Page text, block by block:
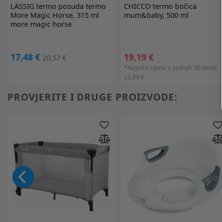
LÄSSIGtermo posuda termo
More Magic Horse, 315 ml
more magic horse
17,48 € 20,57 €
CHICCOtermo bočica
mum&baby, 500 ml
19,19 €
*Najniža cijena u zadnjih 30 dana:
23,99 €
PROVJERITE I DRUGE PROIZVODE: